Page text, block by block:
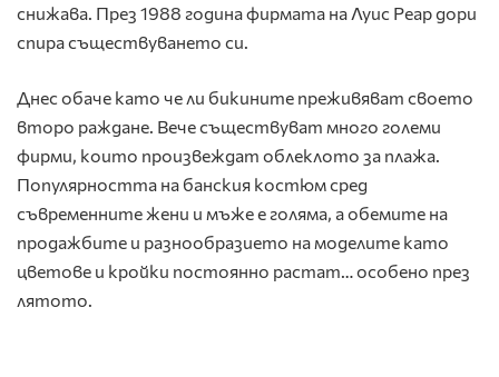
снижава. През 1988 година фирмата на Луис Реар дори
спира съществуването си.
Днес обаче като че ли бикините преживяват своето
второ раждане. Вече съществуват много големи
фирми, които произвеждат облеклото за плажа.
Популярността на банския костюм сред
съвременните жени и мъже е голяма, а обемите на
продажбите и разнообразието на моделите като
цветове и кройки постоянно растат… особено през
лятото.